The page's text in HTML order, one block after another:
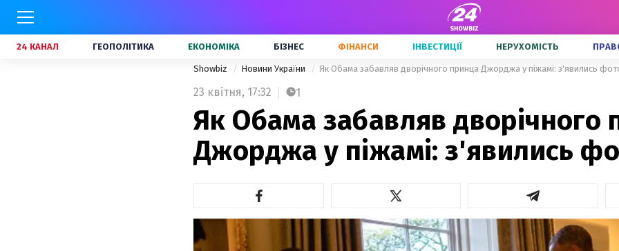
24 КАНАЛ ГЕОПОЛІТИКА ЕКОНОМІКА БІЗНЕС ФІНАНСИ ІНВЕСТИЦІЇ НЕРУХОМІСТЬ
Showbiz Новини України Як Обама забавляв дворічного принца Джорджа у піжамі: з'явились
23 квітня, 17:32 1
Як Обама забавляв дворічного
Джорджа у піжамі: з'явились